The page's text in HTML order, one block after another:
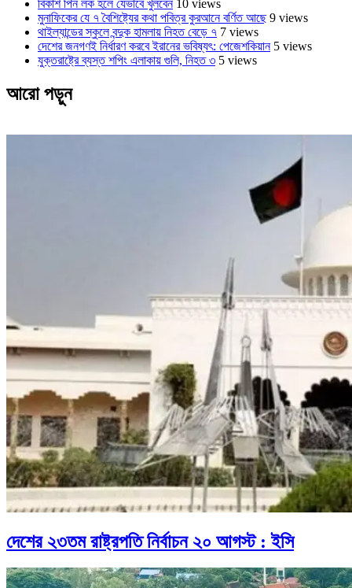
বিকাশ পিন লক হলে যেভাবে খুলবেন 10 views
মুনাফিকের যে ৭ বৈশিষ্ট্যের কথা পবিত্র কুরআনে বর্ণিত আছে 9 views
থাইল্যান্ডের স্কুলে বন্দুক হামলায় নিহত বেড়ে ৭ 7 views
দেশের জনগণই নির্ধারণ করবে ইরানের ভবিষ্যৎ: পেজেশকিয়ান 5 views
যুক্তরাষ্ট্রে ব্যস্ত শপিং এলাকায় গুলি, নিহত ৩ 5 views
আরো পড়ুন
দেশের ২৩তম রাষ্ট্রপতি নির্বাচন ২০ আগস্ট : ইসি